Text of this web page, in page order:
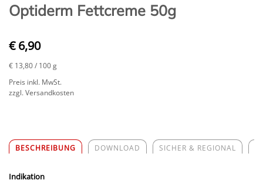
Optiderm Fettcreme 50g
€ 6,90
€ 13,80/ 100 g
Preis inkl. MwSt.
zzgl. Versandkosten
BESCHREIBUNG DOWNLOAD SICHER & REGIONAL
Indikation